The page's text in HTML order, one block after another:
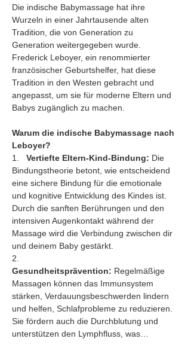
Die indische Babymassage hat ihre
Wurzeln in einer Jahrtausende alten
Tradition, die von Generation zu
Generation weitergegeben wurde.
Frederick Leboyer, ein renommierter
französischer Geburtshelfer, hat diese
Tradition in den Westen gebracht und
angepasst, um sie für moderne Eltern und
Babys zugänglich zu machen.
Warum die indische Babymassage nach
Leboyer?
1. Vertiefte Eltern-Kind-Bindung: Die
Bindungstheorie betont, wie entscheidend
eine sichere Bindung für die emotionale
und kognitive Entwicklung des Kindes ist.
Durch die sanften Berührungen und den
intensiven Augenkontakt während der
Massage wird die Verbindung zwischen dir
und deinem Baby gestärkt.
2.
Gesundheitsprävention: Regelmäßige
Massagen können das Immunsystem
stärken, Verdauungsbeschwerden lindern
und helfen, Schlafprobleme zu reduzieren.
Sie fördern auch die Durchblutung und
unterstützen den Lymphfluss, was…